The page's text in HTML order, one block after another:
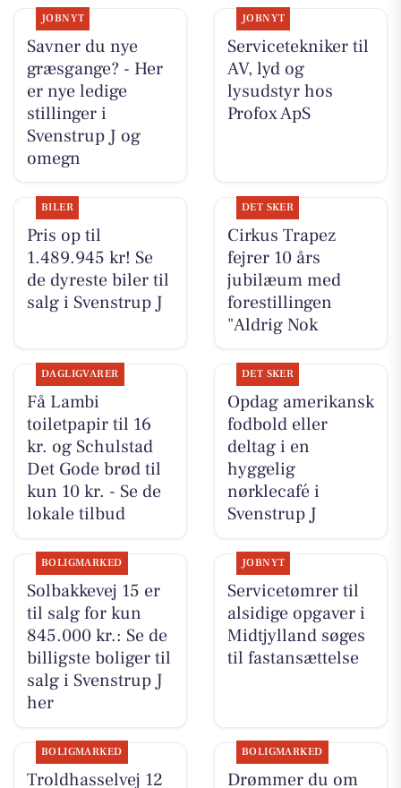
JOBNYT
Savner du nye
græsgange? - Her
er nye ledige
stillinger i
Svenstrup J og
omegn
JOBNYT
Servicetekniker til
AV, lyd og
lysudstyr hos
Profox ApS
BILER
Pris op til
1.489.945 kr! Se
de dyreste biler til
salg i Svenstrup J
DET SKER
Cirkus Trapez
fejrer 10 års
jubilæum med
forestillingen
"Aldrig Nok
DAGLIGVARER
Få Lambi
toiletpapir til 16
kr. og Schulstad
Det Gode brød til
kun 10 kr. - Se de
lokale tilbud
DET SKER
Opdag amerikansk
fodbold eller
deltag i en
hyggelig
nørklecafé i
Svenstrup J
BOLIGMARKED
Solbakkevej 15 er
til salg for kun
845.000 kr.: Se de
billigste boliger til
salg i Svenstrup J
her
JOBNYT
Servicetømrer til
alsidige opgaver i
Midtjylland søges
til fastansættelse
BOLIGMARKED
Troldhasselvej 12
BOLIGMARKED
Drømmer du om